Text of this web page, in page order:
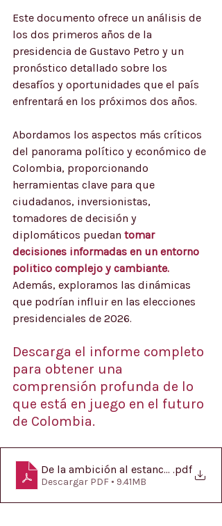
Este documento ofrece un análisis de
los dos primeros años de la
presidencia de Gustavo Petro y un
pronóstico detallado sobre los
desafíos y oportunidades que el país
enfrentará en los próximos dos años.
Abordamos los aspectos más críticos
del panorama político y económico de
Colombia, proporcionando
herramientas clave para que
ciudadanos, inversionistas,
tomadores de decisión y
diplomáticos puedan tomar
decisiones informadas en un entorno
político complejo y cambiante.
Además, exploramos las dinámicas
que podrían influir en las elecciones
presidenciales de 2026.
Descarga el informe completo
para obtener una
comprensión profunda de lo
que está en juego en el futuro
de Colombia.
De la ambición al estancamiento_
.pdf
Descargar PDF • 9.41MB